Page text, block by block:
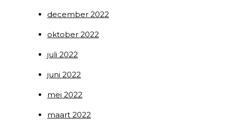
december 2022
oktober 2022
juli 2022
juni 2022
mei 2022
maart 2022